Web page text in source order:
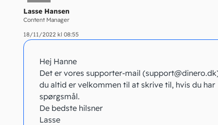
Lasse Hansen
Content Manager
18/11/2022 kl 08:55
Hej Hanne
Det er vores supporter-mail
du altid er velkommen til at skrive til, hvis du har
spørgsmål.
De bedste hilsner
Lasse